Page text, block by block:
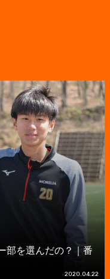
部を選んだの？｜番
2020.04.22